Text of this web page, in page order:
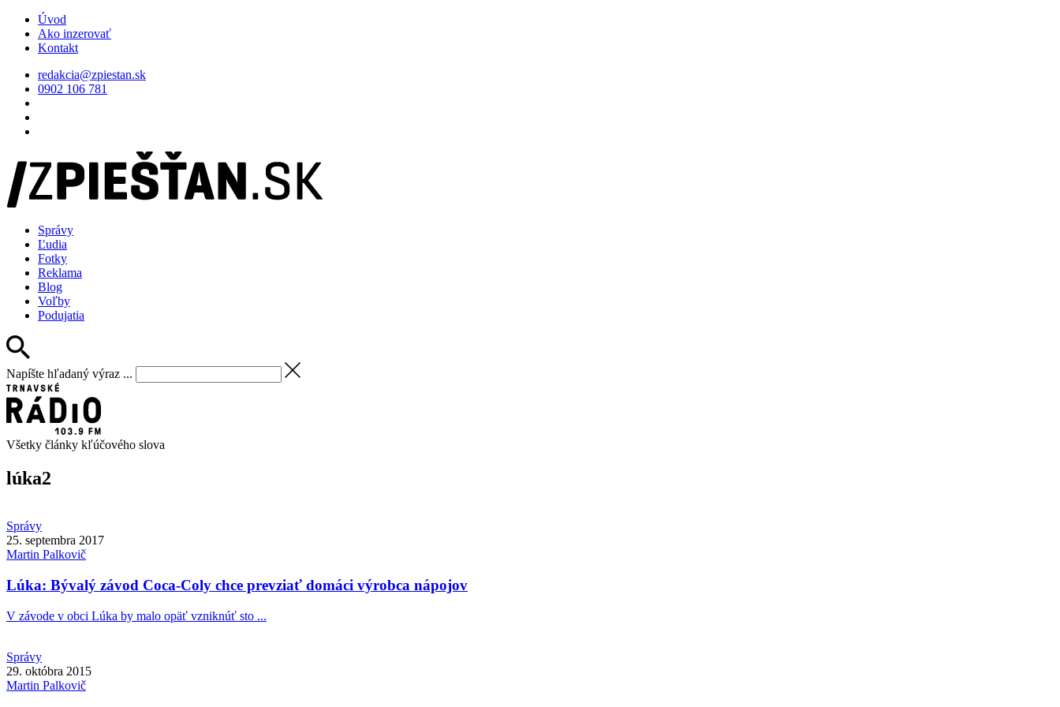
Úvod
Ako inzerovať
Kontakt
redakcia@zpiestan.sk
0902 106 781
Správy
Ľudia
Fotky
Reklama
Blog
Voľby
Podujatia
Napíšte hľadaný výraz ...
Všetky články kľúčového slova
lúka2
Správy
25. septembra 2017
Martin Palkovič
Lúka: Bývalý závod Coca-Coly chce prevziať domáci výrobca nápojov
V závode v obci Lúka by malo opäť vzniknúť sto ...
Správy
29. októbra 2015
Martin Palkovič